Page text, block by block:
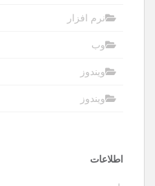
نرم افزار
وب
ویندوز
ویندوز
اطلاعات